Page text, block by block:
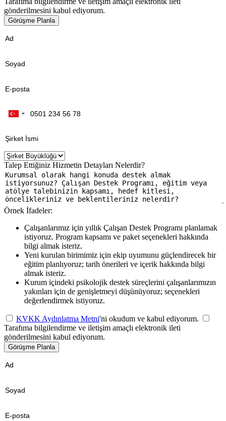
gönderilmesini kabul ediyorum.
Görüşme Planla
Talep Ettiğiniz Hizmetin Detayları Nelerdir?
Örnek İfadeler:
Çalışanlarımız için yıllık Çalışan Destek Programı planlamak
istiyoruz. Program kapsamı ve paket seçenekleri hakkında
bilgi almak isteriz.
Yeni kurulan birimimiz için ekip uyumunu güçlendirecek bir
eğitim planlıyoruz; tarih önerileri ve içerik hakkında bilgi
almak isteriz.
Kurum içindeki psikolojik destek süreçlerini çalışanlarımızın
yakınları için de genişletmeyi düşünüyoruz; seçenekleri
değerlendirmek istiyoruz.
KVKK Aydınlatma Metni'ni okudum ve kabul ediyorum.
Tarafıma bilgilendirme ve iletişim amaçlı elektronik ileti
gönderilmesini kabul ediyorum.
Görüşme Planla